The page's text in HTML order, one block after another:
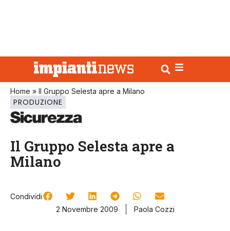
Home » Il Gruppo Selesta apre a Milano
PRODUZIONE
Il Gruppo Selesta apre a
Milano
Condividi
2 Novembre 2009
Paola Cozzi